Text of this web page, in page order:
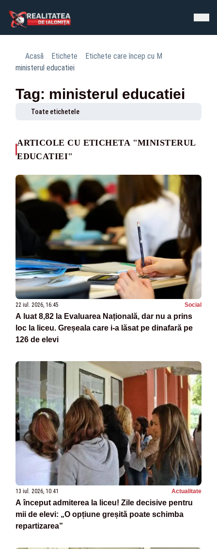
Acasă Etichete
Etichete care încep cu M
ministerul educatiei
Tag: ministerul educatiei
Toate etichetele
ARTICOLE CU ETICHETA "MINISTERUL
EDUCATIEI"
22 iul. 2026, 16:45 Social
A luat 8,82 la Evaluarea Națională, dar nu a prins
loc la liceu. Greșeala care i-a lăsat pe dinafară pe
126 de elevi
13 iul. 2026, 10:41 Actualitate
A început admiterea la liceu! Zile decisive pentru
mii de elevi: „O opțiune greșită poate schimba
repartizarea”